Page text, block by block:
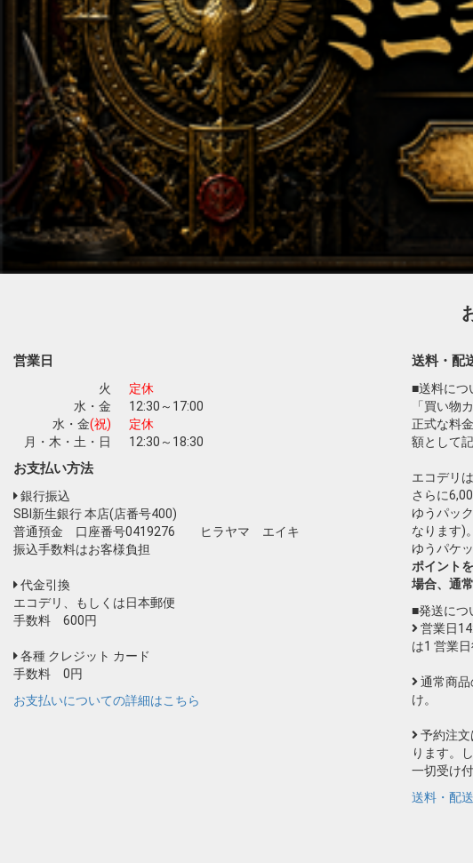
営業日
火
定休
水・金
12:30～17:00
水・金(祝)
定休
月・木・土・日
12:30～18:30
お支払い方法
銀行振込
SBI新生銀行 本店(店番号400)
普通預金 口座番号0419276 ヒラヤマ エイキ
振込手数料はお客様負担
代金引換
エコデリ、もしくは日本郵便
手数料 600円
各種 クレジット カード
手数料 0円
お支払いについての詳細はこちら
送料・配
■送料につ
「買い物
正式な料
額として
エコデリ
さらに
ゆうパッ
なります)。
ゆうパケ
ポイント
場合、通
■発送につ
営業日
は1 営業
通常商
け。
予約注
ります。
一切受け
送料・配